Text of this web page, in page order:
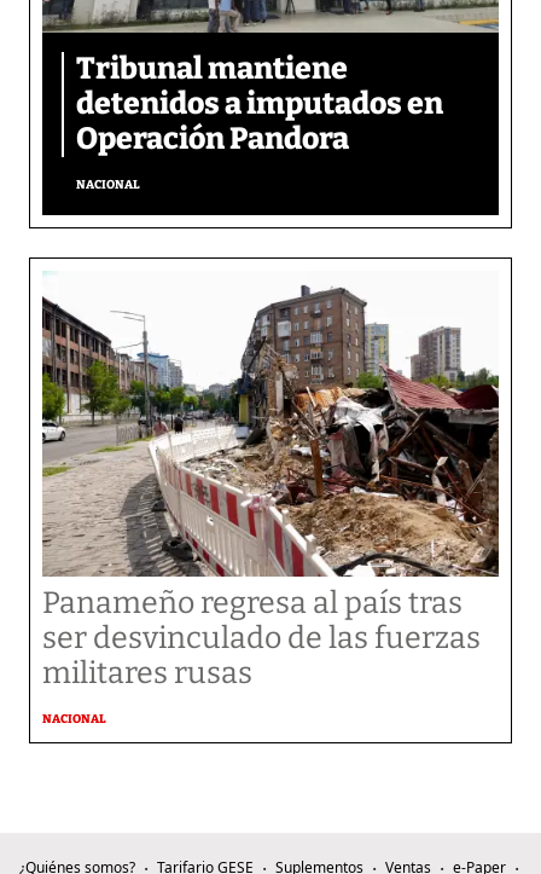
Tribunal mantiene
detenidos a imputados en
Operación Pandora
NACIONAL
Panameño regresa al país tras
ser desvinculado de las fuerzas
militares rusas
NACIONAL
¿Quiénes somos? Tarifario GESE Suplementos Ventas
e-Paper